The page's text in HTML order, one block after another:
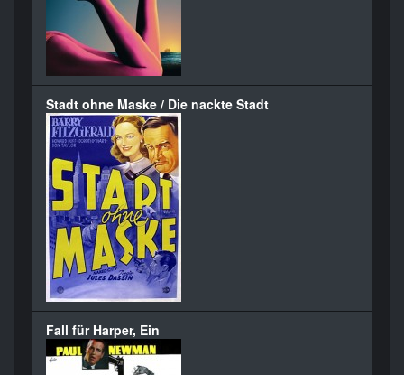
Stadt ohne Maske / Die nackte Stadt
Fall für Harper, Ein